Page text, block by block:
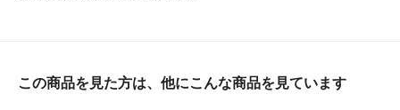
この商品を見た方は、他にこんな商品を見ています